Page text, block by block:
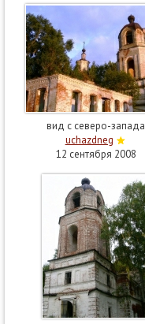
вид с северо-запада
uchazdneg
12 сентября 2008